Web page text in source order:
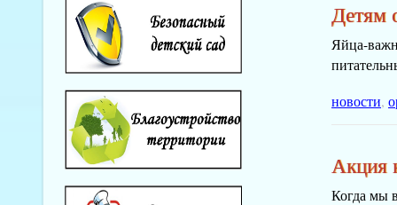
Детям
Яйца-
новости,
Акция
Когда мы